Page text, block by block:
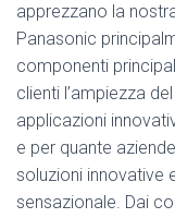
apprezzano la
Panasonic
componenti
clienti l’ampiezza
applicazioni
e per quante
soluzioni innovative
sensazionale. Dai